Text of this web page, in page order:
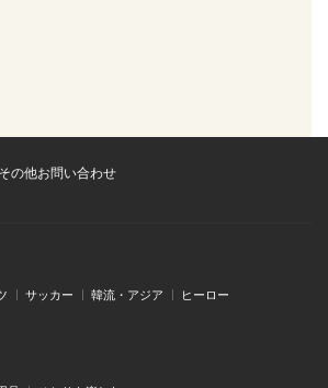
の他お問い合わせ
サッカー 韓流・アジア ヒーロー